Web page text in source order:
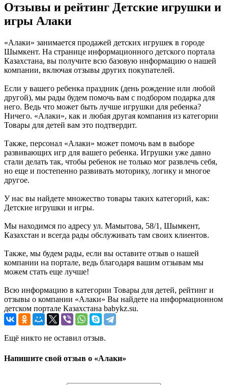
Отзывы и рейтинг Детские игрушки и
игры Алаки
«Алаки» занимается продажей детских игрушек в городе
Шымкент. На странице информационного детского портала
Казахстана, вы получите всю базовую информацию о нашей
компании, включая отзывы других покупателей.
Если у вашего ребенка праздник (день рождение или любой
другой), мы рады будем помочь вам с подбором подарка для
него. Ведь что может быть лучше игрушки для ребенка?
Ничего. «Алаки», как и любая другая компания из категории
Товары для детей вам это подтвердит.
Также, персонал «Алаки» может помочь вам в выборе
развивающих игр для вашего ребенка. Игрушки уже давно
стали делать так, чтобы ребенок не только мог развлечь себя,
но еще и постепенно развивать моторику, логику и многое
другое.
У нас вы найдете множество товары таких категорий, как:
Детские игрушки и игры.
Мы находимся по адресу ул. Мамытова, 58/1, Шымкент,
Казахстан и всегда рады обслуживать там своих клиентов.
Также, мы будем рады, если вы оставите отзыв о нашей
компании на портале, ведь благодаря вашим отзывам мы
можем стать еще лучше!
Всю информацию в категории Товары для детей, рейтинг и
отзывы о компании «Алаки» Вы найдете на информационном
детском портале Казахстана babykz.su.
Ещё никто не оставил отзыв.
Напишите свой отзыв о «Алаки»